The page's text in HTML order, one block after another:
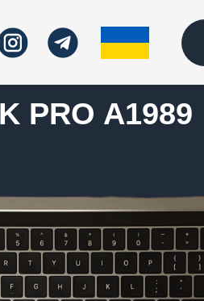
PRO A1989